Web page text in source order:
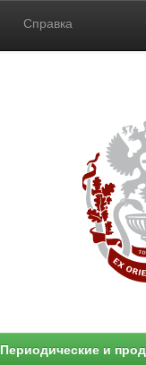
Справка
Периодические и